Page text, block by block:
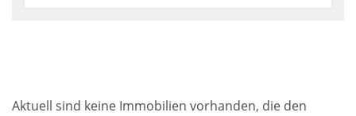
Aktuell sind keine Immobilien vorhanden, die den